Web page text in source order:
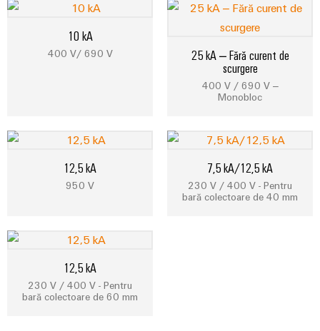
tablouri
de
comandă
Ansambluri
de
blocuri
șină
Carcase
modificate
10 kA
400 V/ 690 V
25 kA – Fără curent de
scurgere
400 V / 690 V –
Monobloc
12,5 kA
950 V
7,5 kA/12,5 kA
230 V / 400 V - Pentru
bară colectoare de 40 mm
12,5 kA
230 V / 400 V - Pentru
bară colectoare de 60 mm